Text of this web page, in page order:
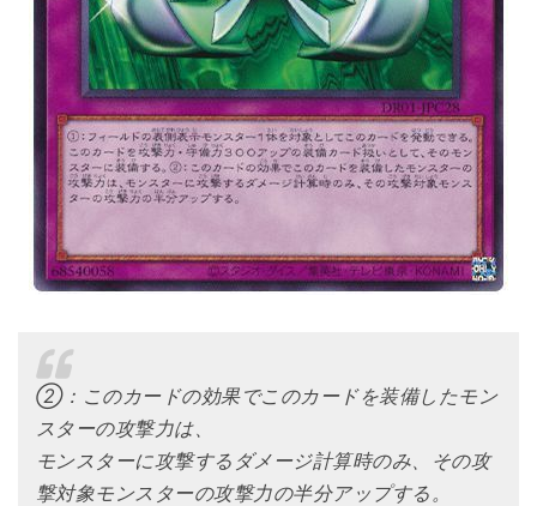
②：このカードの効果でこのカードを装備したモン
スターの攻撃力は、
モンスターに攻撃するダメージ計算時のみ、その攻
撃対象モンスターの攻撃力の半分アップする。